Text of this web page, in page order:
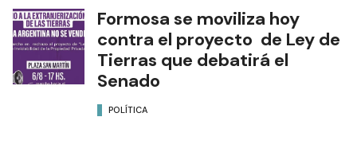
Formosa se moviliza hoy
contra el proyecto de Ley de
Tierras que debatirá el
Senado
POLÍTICA